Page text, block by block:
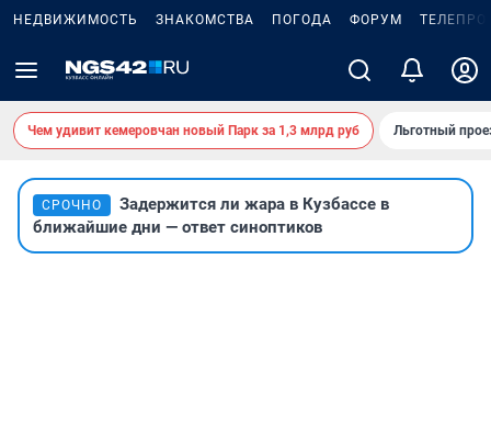
НЕДВИЖИМОСТЬ ЗНАКОМСТВА ПОГОДА ФОРУМ
Чем удивит кемеровчан новый Парк за 1,3 млрд руб Льготный
СРОЧНО
Задержится ли жара в Кузбассе в
ближайшие дни — ответ синоптиков